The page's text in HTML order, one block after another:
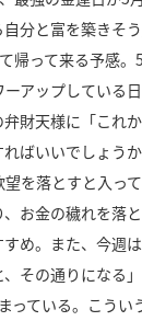
分と富を築きそ
帰って来る予感
アップしている
財天様に「これ
ばいいでしょう
望を落とすと入っ
お金の穢れを落
め。また、今週
その通りになる
っている。こう